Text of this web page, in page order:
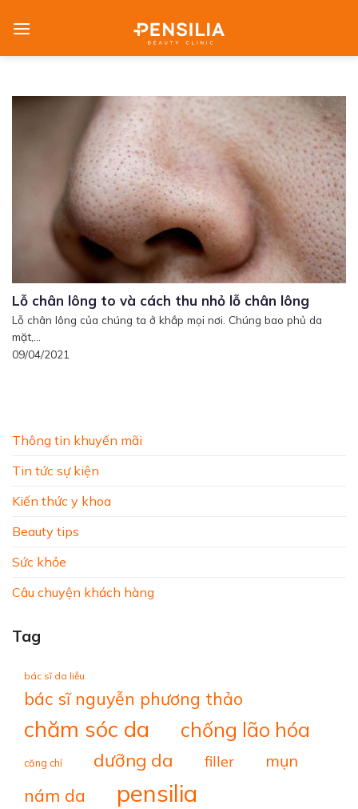
Thông tin khuyến mãi
Tin tức sự kiện
Kiến thức y khoa
Beauty tips
Sức khỏe
Câu chuyện khách hàng
Tag
bác sĩ da liễu
bác sĩ nguyễn phương thảo
chăm sóc da chống lão hóa
căng chỉ dưỡng da filler mụn
nám da pensilia
Lỗ chân lông to và cách thu nhỏ lỗ chân lông
Lỗ chân lông của chúng ta ở khắp mọi nơi. Chúng bao phủ da
mặt,...
09/04/2021